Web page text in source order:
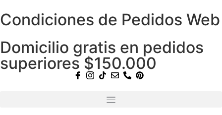
Condiciones de Pedidos Web
Domicilio gratis en pedidos
superiores $150.000